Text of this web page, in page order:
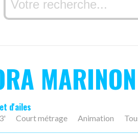
d'ailes
Court métrage Animation